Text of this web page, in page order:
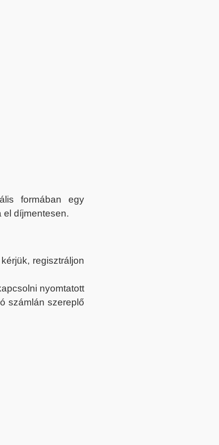
formában egy
el díjmentesen.
regisztráljon
nyomtatott
számlán szereplő